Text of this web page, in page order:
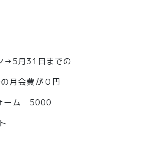
→5月31日までの
月会費が０円
ーム 5000